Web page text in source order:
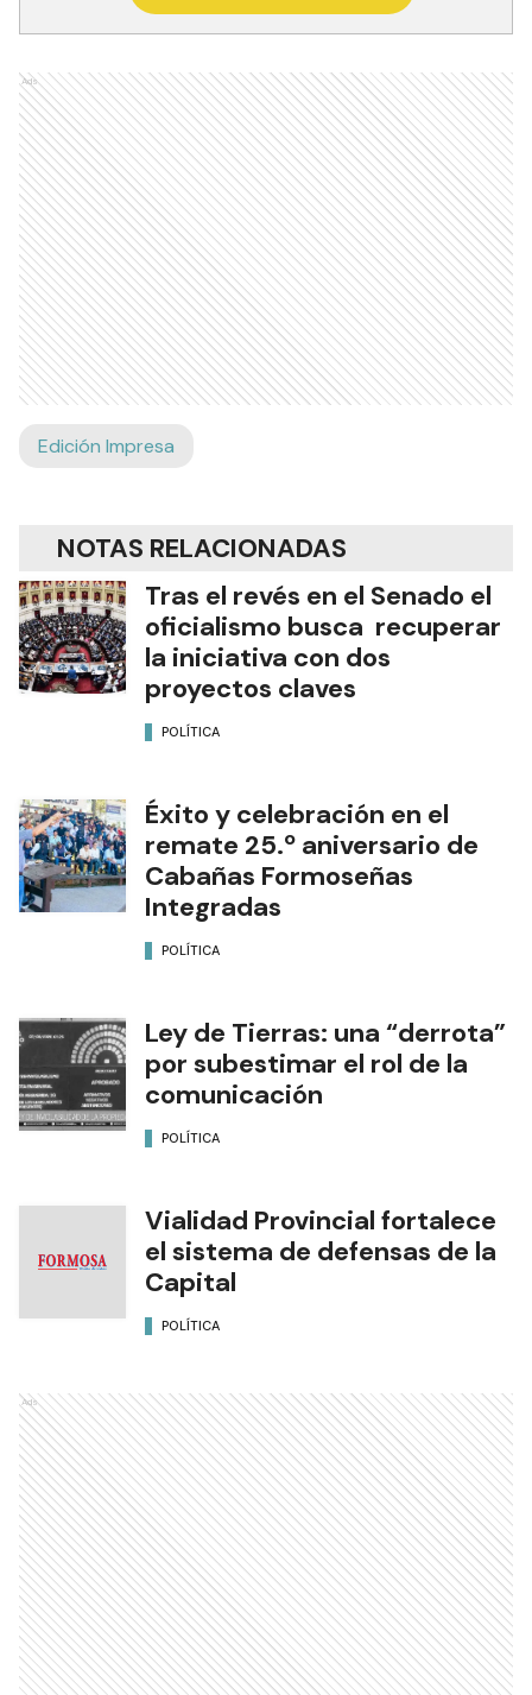
Ads
Edición Impresa
NOTAS RELACIONADAS
Tras el revés en el Senado el
oficialismo busca recuperar
la iniciativa con dos
proyectos claves
POLÍTICA
Éxito y celebración en el
remate 25.º aniversario de
Cabañas Formoseñas
Integradas
POLÍTICA
Ley de Tierras: una “derrota”
por subestimar el rol de la
comunicación
POLÍTICA
Vialidad Provincial fortalece
el sistema de defensas de la
Capital
POLÍTICA
Ads